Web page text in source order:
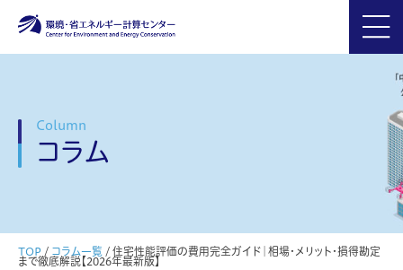
Column
コラム
TOP / コラム一覧 / 住宅性能評価の費用完全ガイド｜相場・メリット・損得勘定
まで徹底解説【2026年最新版】